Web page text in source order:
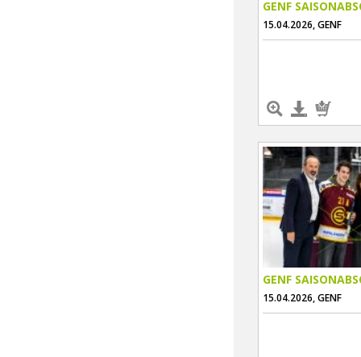
GENF
15.04.2026, GENF
GENF
15.04.2026, GENF